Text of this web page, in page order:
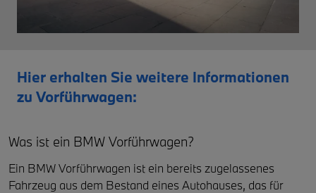
Hier erhalten Sie weitere Informationen
zu Vorführwagen:
Was ist ein BMW Vorführwagen?
Ein BMW Vorführwagen ist ein bereits zugelassenes
Fahrzeug aus dem Bestand eines Autohauses, das für